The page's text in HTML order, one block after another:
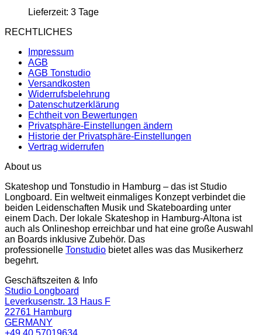
Lieferzeit: 3 Tage
RECHTLICHES
Impressum
AGB
AGB Tonstudio
Versandkosten
Widerrufsbelehrung
Datenschutzerklärung
Echtheit von Bewertungen
Privatsphäre-Einstellungen ändern
Historie der Privatsphäre-Einstellungen
Vertrag widerrufen
About us
Skateshop und Tonstudio in Hamburg – das ist Studio
Longboard. Ein weltweit einmaliges Konzept verbindet die
beiden Leidenschaften Musik und Skateboarding unter
einem Dach. Der lokale Skateshop in Hamburg-Altona ist
auch als Onlineshop erreichbar und hat eine große Auswahl
an Boards inklusive Zubehör. Das
professionelle Tonstudio bietet alles was das Musikerherz
begehrt.
Geschäftszeiten & Info
Studio Longboard
Leverkusenstr. 13 Haus F
22761 Hamburg
GERMANY
+49 40 57019634